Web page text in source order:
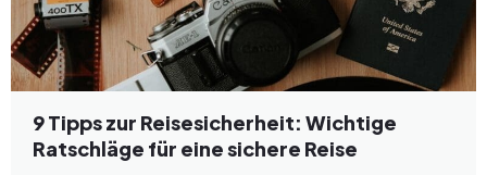
9 Tipps zur Reisesicherheit: Wichtige
Ratschläge für eine sichere Reise